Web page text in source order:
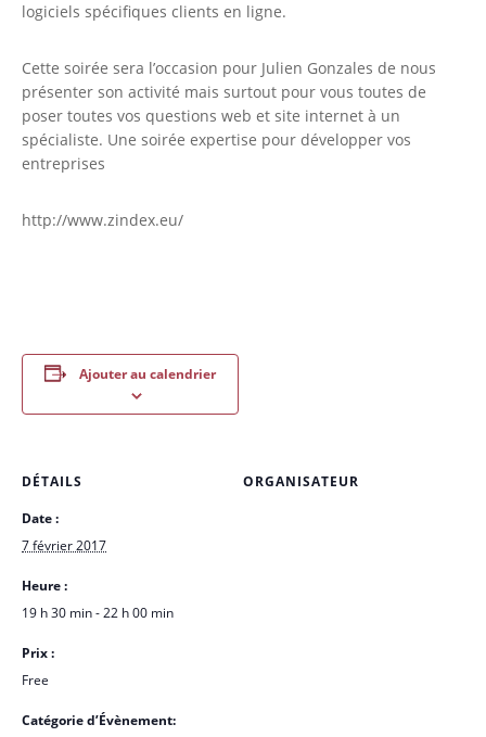
logiciels spécifiques clients en ligne.
Cette soirée sera l’occasion pour Julien Gonzales de nous
présenter son activité mais surtout pour vous toutes de
poser toutes vos questions web et site internet à un
spécialiste. Une soirée expertise pour développer vos
entreprises
http://www.zindex.eu/
Ajouter au calendrier
DÉTAILS
Date :
7 février 2017
Heure :
19 h 30 min - 22 h 00 min
Prix :
Free
Catégorie d’Évènement:
ORGANISATEUR